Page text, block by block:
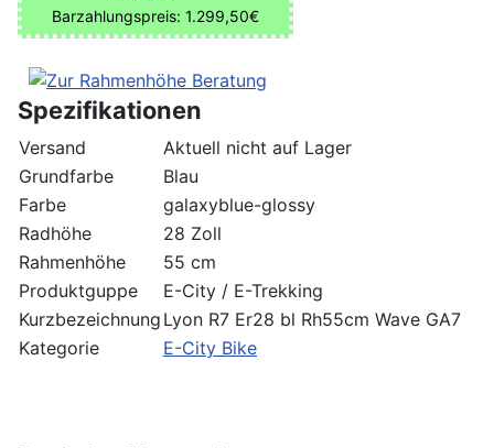
Barzahlungspreis: 1.299,50€
Spezifikationen
Versand
Aktuell nicht auf Lager
Grundfarbe
Blau
Farbe
galaxyblue-glossy
Radhöhe
28 Zoll
Rahmenhöhe
55 cm
Produktguppe
E-City / E-Trekking
Kurzbezeichnung Lyon R7 Er28 bl Rh55cm Wave GA7
Kategorie
E-City Bike